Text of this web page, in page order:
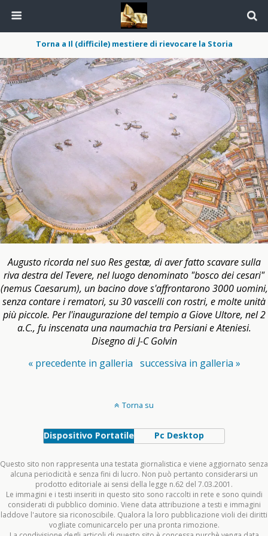
Torna a Il (difficile) mestiere di rievocare la Storia
Augusto ricorda nel suo Res gestæ, di aver fatto scavare sulla
riva destra del Tevere, nel luogo denominato "bosco dei cesari"
(nemus Caesarum), un bacino dove s'affrontarono 3000 uomini,
senza contare i rematori, su 30 vascelli con rostri, e molte unità
più piccole. Per l'inaugurazione del tempio a Giove Ultore, nel 2
a.C., fu inscenata una naumachia tra Persiani e Ateniesi.
Disegno di J-C Golvin
« precedente in galleria successiva in galleria »
Torna su
Dispositivo Portatile Pc Desktop
Questo sito non rappresenta una testata giornalistica e viene aggiornato senza
alcuna periodicità e senza fini di lucro. Non può pertanto considerarsi un
prodotto editoriale ai sensi della legge n.62 del 7.03.2001.
Le immagini e i testi inseriti in questo sito sono raccolti in rete e sono quindi
considerati di pubblico dominio. Viene data attribuzione a testi e immagini
laddove l'autore sia riconoscibile. Qualora la loro pubblicazione violi dei diritti
vogliate comunicarcelo per una pronta rimozione.